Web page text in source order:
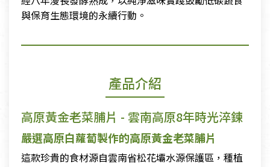
與保育生態環境的永續行動。
產品介紹
高原黃金老菜脯片 - 雲南高原8年時光淬鍊
嚴選高原白蘿蔔製作的高原黃金老菜脯片
這款珍貴的食材源自雲南省松花壩水源保護區，種植